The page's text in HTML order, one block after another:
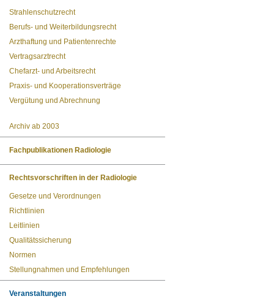
Strahlenschutzrecht
Berufs- und Weiterbildungsrecht
Arzthaftung und Patientenrechte
Vertragsarztrecht
Chefarzt- und Arbeitsrecht
Praxis- und Kooperationsverträge
Vergütung und Abrechnung
Archiv ab 2003
Fachpublikationen Radiologie
Rechtsvorschriften in der Radiologie
Gesetze und Verordnungen
Richtlinien
Leitlinien
Qualitätssicherung
Normen
Stellungnahmen und Empfehlungen
Veranstaltungen